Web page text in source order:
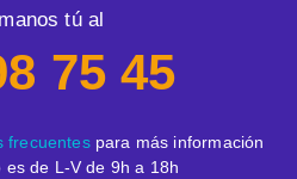
tú al
75 45
frecuentespara más información
es de L-V de 9h a 18h